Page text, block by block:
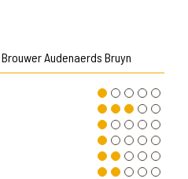
Audenaerds Bruyn